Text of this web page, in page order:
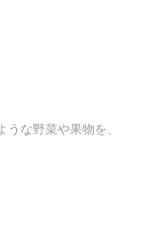
な野菜や果物を、